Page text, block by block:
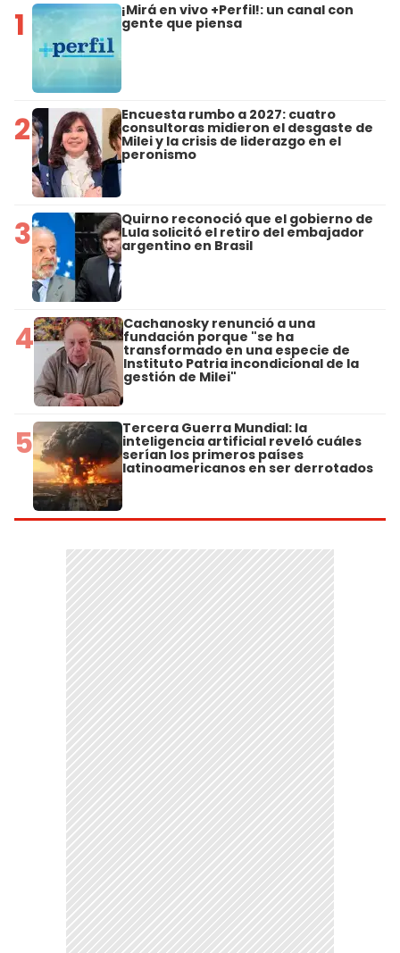
1 ¡Mirá en vivo +Perfil!: un canal con
gente que piensa
2 Encuesta rumbo a 2027: cuatro
consultoras midieron el desgaste de
Milei y la crisis de liderazgo en el
peronismo
3 Quirno reconoció que el gobierno de
Lula solicitó el retiro del embajador
argentino en Brasil
4 Cachanosky renunció a una
fundación porque "se ha
transformado en una especie de
Instituto Patria incondicional de la
gestión de Milei"
5 Tercera Guerra Mundial: la
inteligencia artificial reveló cuáles
serían los primeros países
latinoamericanos en ser derrotados